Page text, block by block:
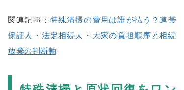
関連記事： 特殊清掃の費用は誰が払う？連帯
保証人・法定相続人・大家の負担順序と相続
放棄の判断軸